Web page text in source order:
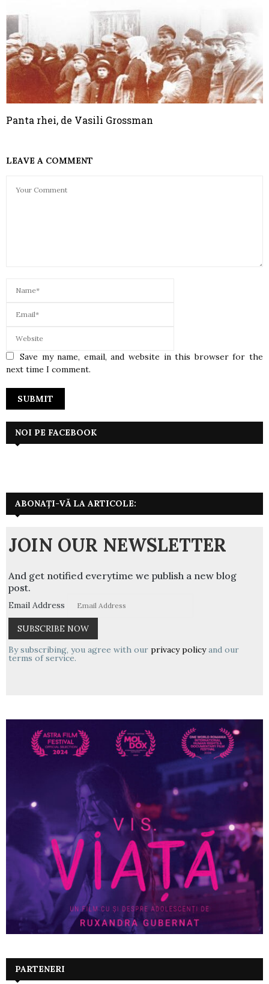
Panta rhei, de Vasili Grossman
LEAVE A COMMENT
Save my name, email, and website in this browser for the
next time I comment.
NOI PE FACEBOOK
ABONAȚI-VĂ LA ARTICOLE:
JOIN OUR NEWSLETTER
And get notified everytime we publish a new blog
post.
Email Address
By subscribing, you agree with our privacy policyand our
terms of service.
PARTENERI